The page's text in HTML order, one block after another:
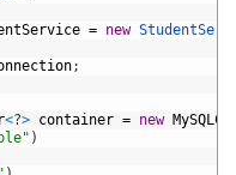
= new
;
<?> container = new
)